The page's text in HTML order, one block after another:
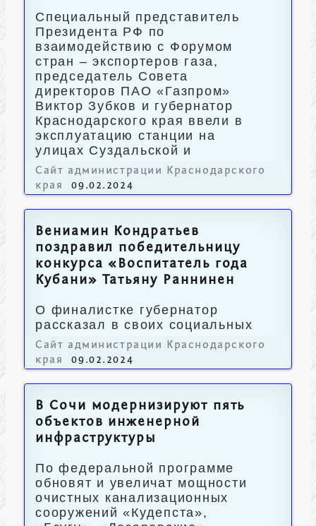
Специальный представитель
Президента РФ по
взаимодействию с Форумом
стран – экспортеров газа,
председатель Совета
директоров ПАО «Газпром»
Виктор Зубков и губернатор
Краснодарского края ввели в
эксплуатацию станции на
улицах Суздальской и
Энергетиков.
Сайт администрации Краснодарского
края
09.02.2024
Вениамин Кондратьев
поздравил победительницу
конкурса «Воспитатель года
Кубани» Татьяну Раннинен
О финалистке губернатор
рассказал в своих социальных
сетях.
Сайт администрации Краснодарского
края
09.02.2024
В Сочи модернизируют пять
объектов инженерной
инфраструктуры
По федеральной программе
обновят и увеличат мощности
очистных канализационных
сооружений «Кудепста»,